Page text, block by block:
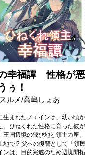
幸福譚 性格が
ぅ！
ルメ/高嶋しょあ
生まれたノエインは、幼い頃
。ひねくれた性格に育った彼
王国辺境の飛び地と領主の座
地で!? 父への復讐として「領
ンは、目的完遂のため辺境開